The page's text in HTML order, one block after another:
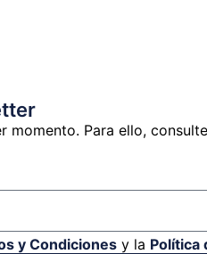
momento. Para ello,
y Condiciones y la Política